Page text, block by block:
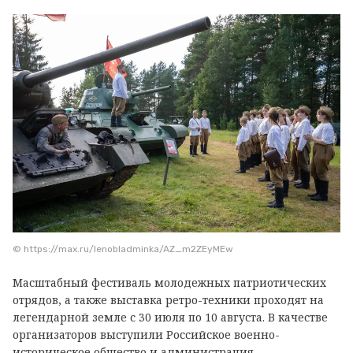
© https://max.ru/lenobladminka/AZ_m2ZEyMEw
Масштабный фестиваль молодежных патриотических
отрядов, а также выставка ретро-техники проходят на
легендарной земле с 30 июля по 10 августа. В качестве
организаторов выступили Российское военно-